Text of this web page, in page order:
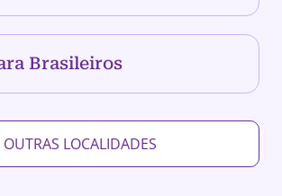
Brasileiros
OUTRAS LOCALIDADES